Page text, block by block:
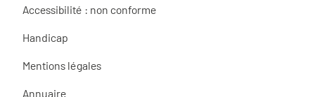
Accessibilité : non conforme
Handicap
Mentions légales
Annuaire